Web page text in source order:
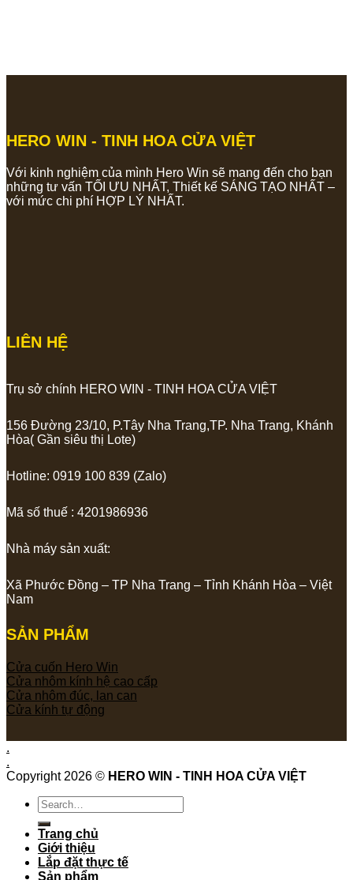
HERO WIN - TINH HOA CỬA VIỆT
Với kinh nghiệm của mình Hero Win sẽ mang đến cho bạn
những tư vấn TỐI ƯU NHẤT, Thiết kế SÁNG TẠO NHẤT –
với mức chi phí HỢP LÝ NHẤT.
LIÊN HỆ
Trụ sở chính HERO WIN - TINH HOA CỬA VIỆT
156 Đường 23/10, P.Tây Nha Trang,TP. Nha Trang, Khánh
Hòa( Gần siêu thị Lote)
Hotline: 0919 100 839 (Zalo)
Mã số thuế : 4201986936
Nhà máy sản xuất:
Xã Phước Đồng – TP Nha Trang – Tỉnh Khánh Hòa – Việt
Nam
SẢN PHẨM
Cửa cuốn Hero Win
Cửa nhôm kính hệ cao cấp
Cửa nhôm đúc, lan can
Cửa kính tự động
.
.
Copyright 2026 © HERO WIN - TINH HOA CỬA VIỆT
Search
for:
Trang chủ
Giới thiệu
Lắp đặt thực tế
Sản phẩm